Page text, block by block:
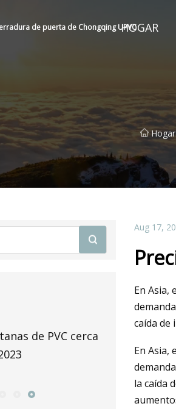
de puerta de Chongqing UPVCHOGAR
Hogar
de PVC cerca
May 26, 2023
aislante por
Aug 17,
En Asia,
caída de
En Asia,
la caída